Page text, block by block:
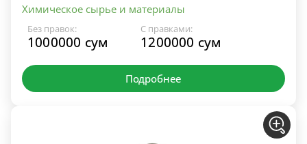
Химическое сырье и материалы
Без правок:
1000000 сум
С правками:
1200000 сум
Подробнее